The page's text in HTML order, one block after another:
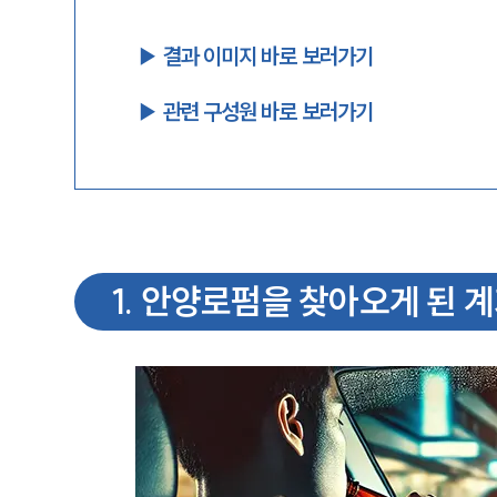
▶︎ 결과 이미지 바로 보러가기
▶︎ 관련 구성원 바로 보러가기
1. 안양로펌을 찾아오게 된